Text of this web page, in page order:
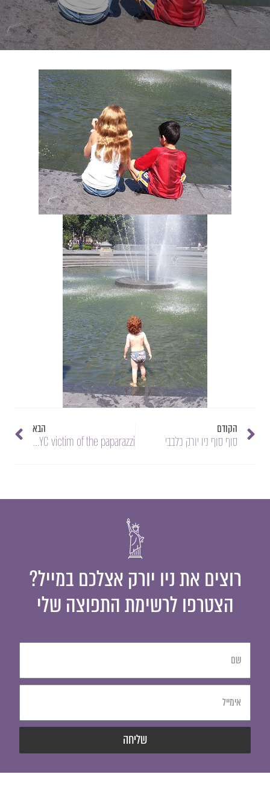
הקודם
סוף סוף ניו יורק כלבבי
הבא
Another NYC victim of the paparazzi
רוצים את ניו יורק אצלכם במייל?
הצטרפו לרשימת התפוצה שלי
שליחה